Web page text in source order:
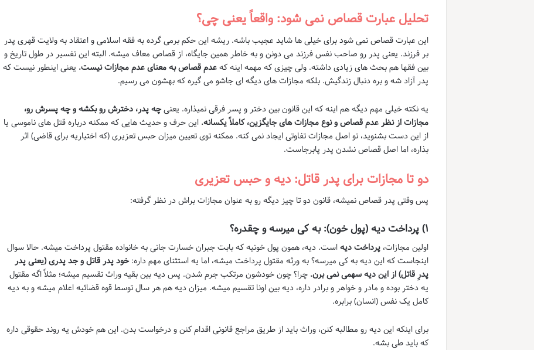
تحلیل عبارت قصاص نمی شود: واقعاً یعنی چی؟
این عبارت قصاص نمی شود برای خیلی ها شاید عجیب باشه. ریشه این حکم برمی گرده به فقه اسلامی و اعتقاد به ولایت قهری پدر
بر فرزند. یعنی پدر رو صاحب نفس فرزند می دونن و به خاطر همین جایگاه، از قصاص معاف میشه. البته این تفسیر در طول تاریخ و
بین فقها هم بحث های زیادی داشته. ولی چیزی که مهمه اینه کهعدم قصاص به معنای عدم مجازات نیست. یعنی اینطور نیست که
پدر آزاد شه و بره دنبال زندگیش. بلکه مجازات های دیگه ای جاشو می گیره که بهشون می رسیم.
یه نکته خیلی مهم دیگه هم اینه که این قانون بین دختر و پسر فرقی نمیذاره. یعنیچه پدر، دخترش رو بکشه و چه پسرش رو،
مجازات از نظر عدم قصاص و نوع مجازات های جایگزین، کاملاً یکسانه. این حرف و حدیث هایی که ممکنه درباره قتل های ناموسی یا
از این دست بشنوید، تو اصل مجازات تفاوتی ایجاد نمی کنه. ممکنه توی تعیین میزان حبس تعزیری (که اختیاریه برای قاضی) اثر
بذاره، اما اصل قصاص نشدن پدر پابرجاست.
دو تا مجازات برای پدر قاتل: دیه و حبس تعزیری
پس وقتی پدر قصاص نمیشه، قانون دو تا چیز دیگه رو به عنوان مجازات براش در نظر گرفته:
۱) پرداخت دیه (پول خون): به کی میرسه و چقدره؟
اولین مجازات،پرداخت دیهاست. دیه، همون پول خونیه که بابت جبران خسارت جانی به خانواده مقتول پرداخت میشه. حالا سوال
اینجاست که این دیه به کی میرسه؟ به ورثه مقتول پرداخت میشه، اما یه استثنای مهم داره:خود پدر قاتل و جد پدری (یعنی پدر
پدرِ قاتل) از این دیه سهمی نمی برن. چرا؟ چون خودشون مرتکب جرم شدن. پس دیه بین بقیه وراث تقسیم میشه؛ مثلاً اگه مقتول
یه دختر بوده و مادر و خواهر و برادر داره، دیه بین اونا تقسیم میشه. میزان دیه هم هر سال توسط قوه قضائیه اعلام میشه و به دیه
کامل یک نفس (انسان) برابره.
برای اینکه این دیه رو مطالبه کنن، وراث باید از طریق مراجع قانونی اقدام کنن و درخواست بدن. این هم خودش یه روند حقوقی داره
که باید طی بشه.